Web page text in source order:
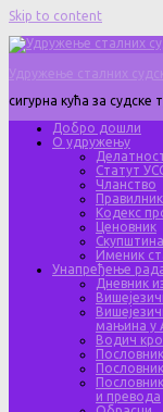
Skip to content
Удружење сталних
сигурна кућа за
Добро дошли
О удружењу
Статут
Чланство
Кодекс
Ценовник
Скупштина
Именик
Унапређење
Дневник
мањина у
Водич
и превода